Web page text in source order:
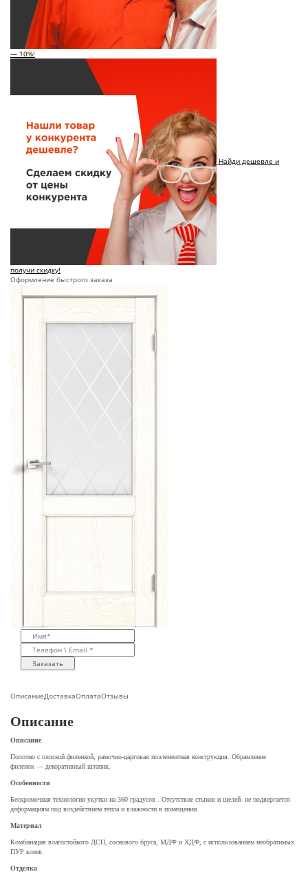
— 10%!
Найди дешевле и
получи скидку!
Оформление быстрого заказа
Заказать
ОписаниеДоставкаОплатаОтзывы
Описание
Описание
Полотно с плоской филенкой, рамочно-царговая поэлементная конструкция. Обрамление
филенок — декоративный штапик.
Особенности
Бескромочная технология укутки на 360 градусов . Отсутствие стыков и щелей- не подвергается
деформациям под воздействием тепла и влажности в помещении.
Материал
Комбинация влагостойкого ДСП, соснового бруса, МДФ и ХДФ, с использованием необратимых
ПУР клеев.
Отделка